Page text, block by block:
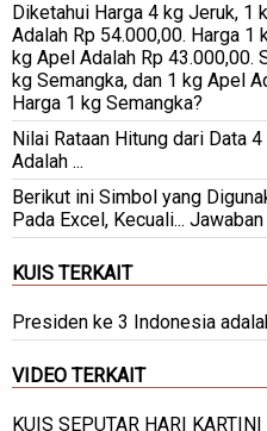
Diketahui Harga 4 kg Jeruk, 1
Adalah Rp 54.000,00. Harga 1
kg Apel Adalah Rp 43.000,00.
kg Semangka, dan 1 kg Apel
Harga 1 kg Semangka?
Nilai Rataan Hitung dari Data
Adalah ...
Berikut ini Simbol yang
Pada Excel, Kecuali...
KUIS TERKAIT
Presiden ke 3 Indonesia
VIDEO TERKAIT
KUIS SEPUTAR HARI KARTINI